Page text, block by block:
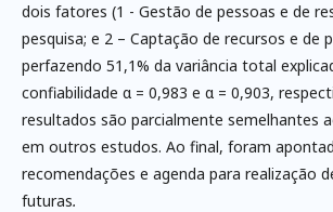
dois fatores (1 - Gestão de pessoas e de
pesquisa; e 2 – Captação de recursos e de
perfazendo 51,1% da variância total
confiabilidade α = 0,983 e α = 0,903,
resultados são parcialmente semelhantes
em outros estudos. Ao final, foram
recomendações e agenda para realização
futuras.